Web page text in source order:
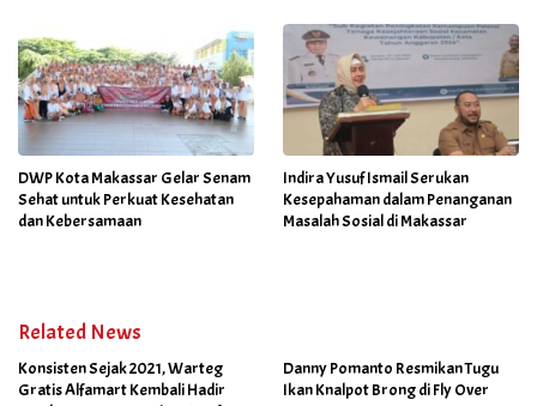
DWP Kota Makassar Gelar Senam
Sehat untuk Perkuat Kesehatan
dan Kebersamaan
Indira Yusuf Ismail Serukan
Kesepahaman dalam Penanganan
Masalah Sosial di Makassar
Related News
Konsisten Sejak 2021, Warteg
Gratis Alfamart Kembali Hadir
Danny Pomanto Resmikan Tugu
Ikan Knalpot Brong di Fly Over